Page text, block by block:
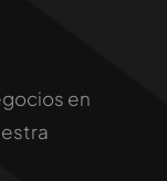
en